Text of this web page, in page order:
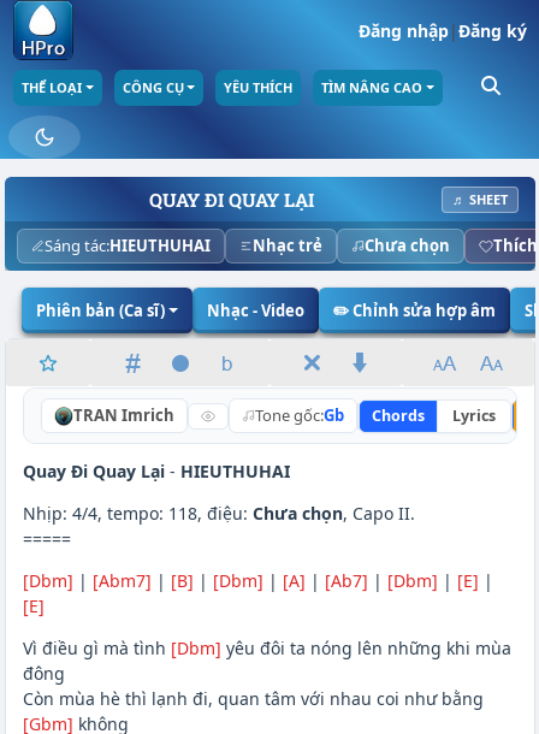
Đăng nhập|Đăng ký
THỂ LOẠI CÔNG CỤ YÊU THÍCH TÌM NÂNG CAO
QUAY ĐI QUAY LẠI ♬ SHEET
Sáng tác:HIEUTHUHAI Nhạc trẻ Chưa chọn Thích
Phiên bản (Ca sĩ) Nhạc - Video ✏️ Chỉnh sửa hợp âm
TRAN Imrich Tone gốc:Gb Chords Lyrics
Quay Đi Quay Lại- HIEUTHUHAI
Nhịp: 4/4, tempo: 118, điệu: Chưa chọn, Capo II.
=====
[Dbm] | [Abm7] | [B] | [Dbm] | [A] | [Ab7] | [Dbm] | [E] |
[E]
Vì điều gì mà tình [Dbm] yêu đôi ta nóng lên những khi mùa
đông
Còn mùa hè thì lạnh đi, quan tâm với nhau coi như bằng
[Gbm] không